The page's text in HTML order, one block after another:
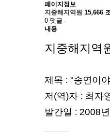
페이지정보
지중해지역원 15,666
0 댓글
내용
지중해지역
제목 : "송연이
저(역)자 : 최자
발간일 : 2008